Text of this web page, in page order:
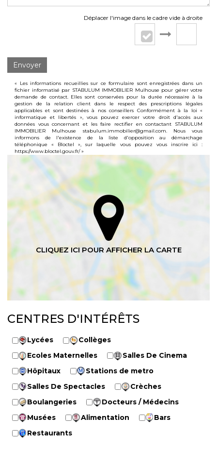
Déplacer l'image dans le cadre vide à droite
Envoyer
« Les informations recueillies sur ce formulaire sont enregistrées dans un
fichier informatisé par STABULUM IMMOBILIER Mulhouse pour gérer votre
demande de contact. Elles sont conservées pour la durée nécessaire à la
gestion de la relation client dans le respect des prescriptions légales
applicables et sont destinées à nos conseillers Conformément à la loi «
informatique et libertés », vous pouvez exercer votre droit d'accès aux
données vous concernant et les faire rectifier en contactant STABULUM
IMMOBILIER Mulhouse stabulum.immobilier@gmail.com. Nous vous
informons de l'existence de la liste d'opposition au démarchage
téléphonique « Bloctel », sur laquelle vous pouvez vous inscrire ici :
https://www.bloctel.gouv.fr/»
CENTRES D'INTÉRÊTS
Lycées
Collèges
Ecoles Maternelles
Salles De Cinema
Hôpitaux
Stations de metro
Salles De Spectacles
Crèches
Boulangeries
Docteurs / Médecins
Musées
Alimentation
Bars
Restaurants